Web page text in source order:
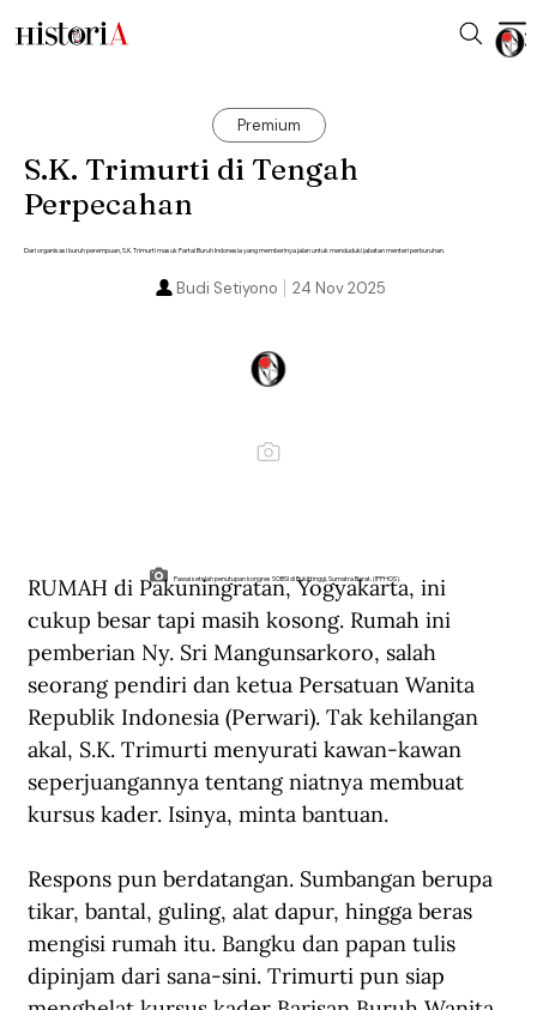
Premium
S.K. Trimurti di Tengah
Perpecahan
Dari organisasi buruh perempuan, S.K. Trimurti masuk Partai Buruh Indonesia yang memberinya jalan untuk menduduki jabatan menteri perburuhan.
24 Nov 2025
Budi Setiyono
Pawai setelah penutupan kongres SOBSI di Bukittinggi, Sumatra Barat. (IPPHOS).
RUMAH di Pakuningratan, Yogyakarta, ini
cukup besar tapi masih kosong. Rumah ini
pemberian Ny. Sri Mangunsarkoro, salah
seorang pendiri dan ketua Persatuan Wanita
Republik Indonesia (Perwari). Tak kehilangan
akal, S.K. Trimurti menyurati kawan-kawan
seperjuangannya tentang niatnya membuat
kursus kader. Isinya, minta bantuan.
Respons pun berdatangan. Sumbangan berupa
tikar, bantal, guling, alat dapur, hingga beras
mengisi rumah itu. Bangku dan papan tulis
dipinjam dari sana-sini. Trimurti pun siap